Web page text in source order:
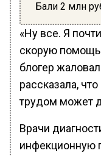
Бали 2 млн
«Ну все. Я
скорую
блогер
рассказала,
трудом может
Врачи
инфекционную